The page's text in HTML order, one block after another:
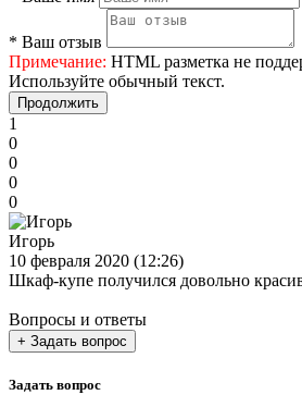
* Ваш отзыв
Примечание: HTML разметка не
Используйте обычный текст.
Продолжить
1
0
0
0
0
Игорь
10 февраля 2020 (12:26)
Шкаф-купе получился довольно
Вопросы и ответы
+ Задать вопрос
Задать вопрос